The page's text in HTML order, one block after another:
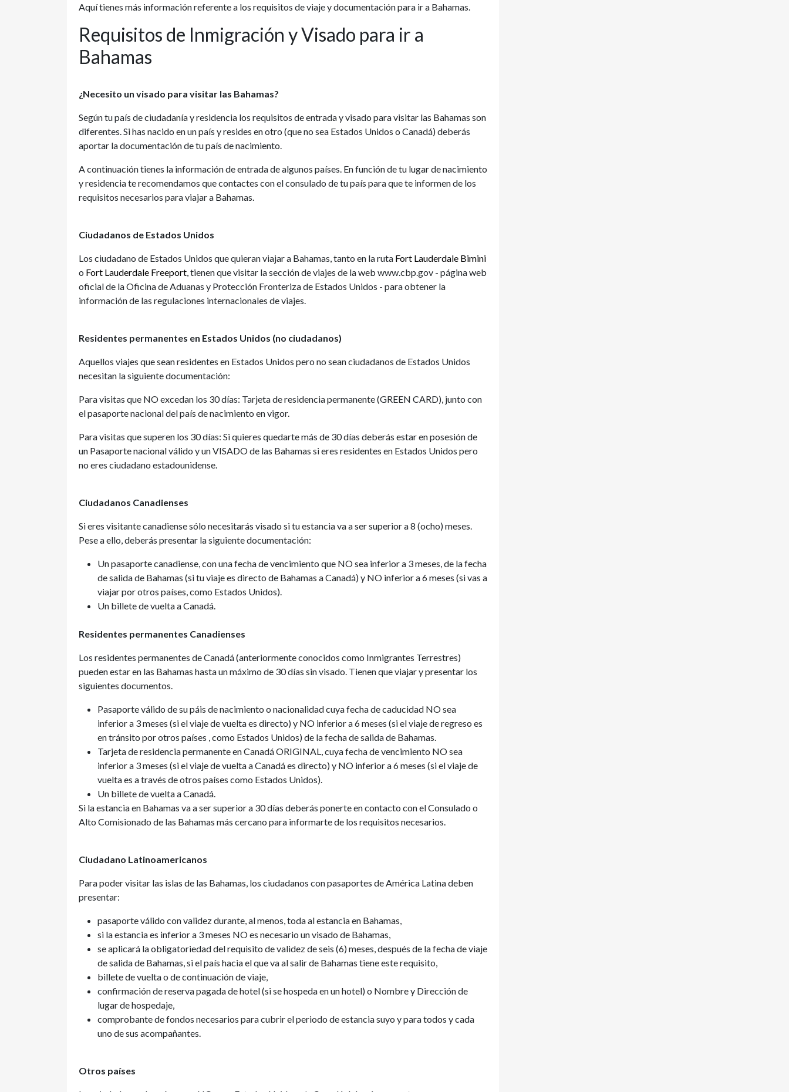
Aquí tienes más información referente a los requisitos de viaje y documentación para ir a Bahamas.
Requisitos de Inmigración y Visado para ir a
Bahamas
¿Necesito un visado para visitar las Bahamas?
Según tu país de ciudadanía y residencia los requisitos de entrada y visado para visitar las Bahamas son
diferentes. Si has nacido en un país y resides en otro (que no sea Estados Unidos o Canadá) deberás
aportar la documentación de tu país de nacimiento.
A continuación tienes la información de entrada de algunos países. En función de tu lugar de nacimiento
y residencia te recomendamos que contactes con el consulado de tu país para que te informen de los
requisitos necesarios para viajar a Bahamas.
Ciudadanos de Estados Unidos
Los ciudadano de Estados Unidos que quieran viajar a Bahamas, tanto en la ruta Fort Lauderdale Bimini
o Fort Lauderdale Freeport , tienen que visitar la sección de viajes de la web www.cbp.gov - página web
oficial de la Oficina de Aduanas y Protección Fronteriza de Estados Unidos - para obtener la
información de las regulaciones internacionales de viajes.
Residentes permanentes en Estados Unidos (no ciudadanos)
Aquellos viajes que sean residentes en Estados Unidos pero no sean ciudadanos de Estados Unidos
necesitan la siguiente documentación:
Para visitas que NO excedan los 30 días: Tarjeta de residencia permanente (GREEN CARD), junto con
el pasaporte nacional del país de nacimiento en vigor.
Para visitas que superen los 30 días: Si quieres quedarte más de 30 días deberás estar en posesión de
un Pasaporte nacional válido y un VISADO de las Bahamas si eres residentes en Estados Unidos pero
no eres ciudadano estadounidense.
Ciudadanos Canadienses
Si eres visitante canadiense sólo necesitarás visado si tu estancia va a ser superior a 8 (ocho) meses.
Pese a ello, deberás presentar la siguiente documentación:
Un pasaporte canadiense, con una fecha de vencimiento que NO sea inferior a 3 meses, de la fecha
de salida de Bahamas (si tu viaje es directo de Bahamas a Canadá) y NO inferior a 6 meses (si vas a
viajar por otros países, como Estados Unidos).
Un billete de vuelta a Canadá.
Residentes permanentes Canadienses
Los residentes permanentes de Canadá (anteriormente conocidos como Inmigrantes Terrestres)
pueden estar en las Bahamas hasta un máximo de 30 días sin visado. Tienen que viajar y presentar los
siguientes documentos.
Pasaporte válido de su páis de nacimiento o nacionalidad cuya fecha de caducidad NO sea
inferior a 3 meses (si el viaje de vuelta es directo) y NO inferior a 6 meses (si el viaje de regreso es
en tránsito por otros países , como Estados Unidos) de la fecha de salida de Bahamas.
Tarjeta de residencia permanente en Canadá ORIGINAL, cuya fecha de vencimiento NO sea
inferior a 3 meses (si el viaje de vuelta a Canadá es directo) y NO inferior a 6 meses (si el viaje de
vuelta es a través de otros países como Estados Unidos).
Un billete de vuelta a Canadá.
Si la estancia en Bahamas va a ser superior a 30 días deberás ponerte en contacto con el Consulado o
Alto Comisionado de las Bahamas más cercano para informarte de los requisitos necesarios.
Ciudadano Latinoamericanos
Para poder visitar las islas de las Bahamas, los ciudadanos con pasaportes de América Latina deben
presentar:
pasaporte válido con validez durante, al menos, toda al estancia en Bahamas,
si la estancia es inferior a 3 meses NO es necesario un visado de Bahamas,
se aplicará la obligatoriedad del requisito de validez de seis (6) meses, después de la fecha de viaje
de salida de Bahamas, si el país hacia el que va al salir de Bahamas tiene este requisito,
billete de vuelta o de continuación de viaje,
confirmación de reserva pagada de hotel (si se hospeda en un hotel) o Nombre y Dirección de
lugar de hospedaje,
comprobante de fondos necesarios para cubrir el periodo de estancia suyo y para todos y cada
uno de sus acompañantes.
Otros países